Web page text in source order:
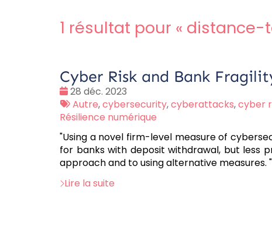
1 résultat pour « distance-
Cyber Risk and Bank
Date
:
28 déc. 2023
Tags
:
Autre,cybersecurity,cyberattacks,cyber
Résilience numérique
"Using a novel firm-level measure of
for banks with deposit withdrawal, but less
approach and to using alternative measures. "
Lire la suite